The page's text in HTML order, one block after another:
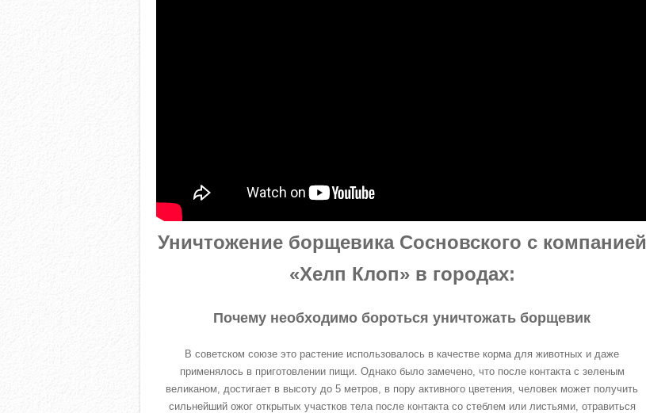
Уничтожение борщевика Сосновского с компанией
«Хелп Клоп» в городах:
Почему необходимо бороться уничтожать борщевик
В советском союзе это растение использовалось в качестве корма для животных и даже
применялось в приготовлении пищи. Однако было замечено, что после контакта с зеленым
великаном, достигает в высоту до 5 метров, в пору активного цветения, человек может получить
сильнейший ожог открытых участков тела после контакта со стеблем или листьями, отравиться